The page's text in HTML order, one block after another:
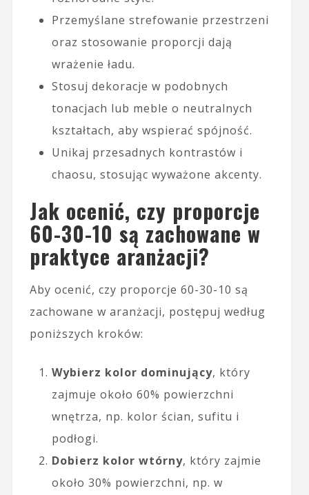
Przemyślane strefowanie przestrzeni
oraz stosowanie proporcji dają
wrażenie ładu.
Stosuj dekoracje w podobnych
tonacjach lub meble o neutralnych
kształtach, aby wspierać spójność.
Unikaj przesadnych kontrastów i
chaosu, stosując wyważone akcenty.
Jak ocenić, czy proporcje
60-30-10 są zachowane w
praktyce aranżacji?
Aby ocenić, czy proporcje 60-30-10 są
zachowane w aranżacji, postępuj według
poniższych kroków:
Wybierz kolor dominujący, który
zajmuje około 60% powierzchni
wnętrza, np. kolor ścian, sufitu i
podłogi.
Dobierz kolor wtórny, który zajmie
około 30% powierzchni, np. w